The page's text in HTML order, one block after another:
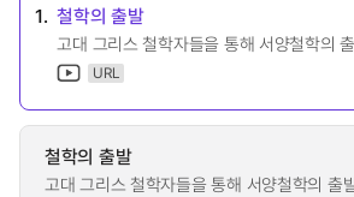
1. 철학의 출발
고대 그리스 철학자들을 통해 서양철학의
URL
철학의 출발
고대 그리스 철학자들을 통해 서양철학의 출